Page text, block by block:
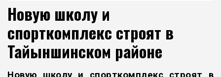
Новую школу и
спорткомплекс строят в
Тайыншинском районе